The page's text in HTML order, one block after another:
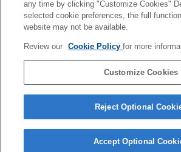
錄製
語言選擇頁面
Copyright 2023 Sony Corporation
any time by clicking "Customize Cookies"
selected cookie preferences, the full
website may not be available.
Review our Cookie Policyfor more
Customize Cookies
Reject Optional
Accept Optional